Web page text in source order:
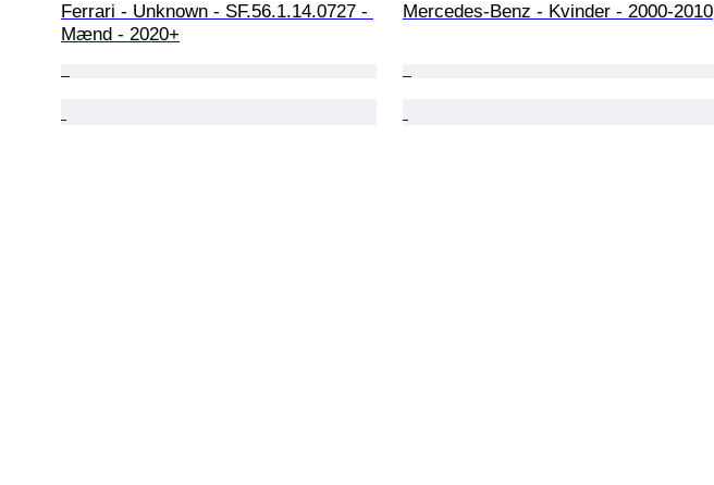
Ferrari - Unknown - SF.56.1.14.0727 -
Mænd - 2020+
Mercedes-Benz - Kvinder - 2000-2010